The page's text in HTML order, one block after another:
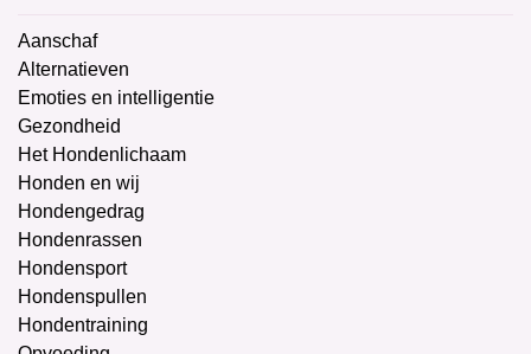
Aanschaf
Alternatieven
Emoties en intelligentie
Gezondheid
Het Hondenlichaam
Honden en wij
Hondengedrag
Hondenrassen
Hondensport
Hondenspullen
Hondentraining